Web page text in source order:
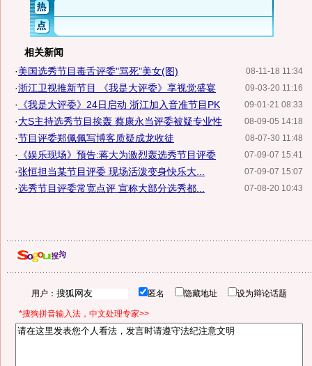
相关新闻
08-11-18 11:34
·美国选秀节目毒舌评委"骂死"美女(图)
09-03-20 11:16
·浙江卫视推新节目 《我是大评委》享视觉盛宴
09-01-21 08:33
· 《我是大评委》24日启动 浙江加入音准节目PK
08-09-05 14:18
·大S主持选秀节目挨轰 蔡康永当评委被疑专业性
08-07-30 11:48
·节目评委郑佩佩写博客质疑成龙收徒
07-09-07 15:41
· 《娱乐现场》预告:蒋大为激烈轰选秀节目评委
07-09-07 15:07
·张恒担当某节目评委 现场活泼变身快乐大...
07-08-20 10:43
·选秀节目评委常宽点评 宣称大部分选秀都...
用户： 匿名 隐藏地址 设为辩论话题
*搜狗拼音输入法，中文处理专家>>